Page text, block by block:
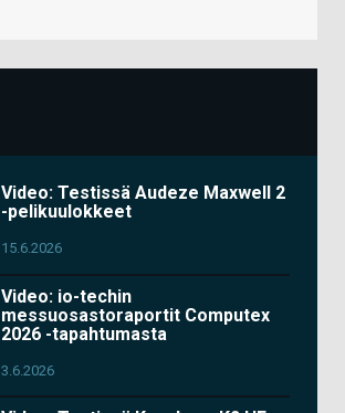
Video: Testissä Audeze Maxwell 2
-pelikuulokkeet
15.6.2026
Video: io-techin
messuosastoraportit Computex
2026 -tapahtumasta
3.6.2026